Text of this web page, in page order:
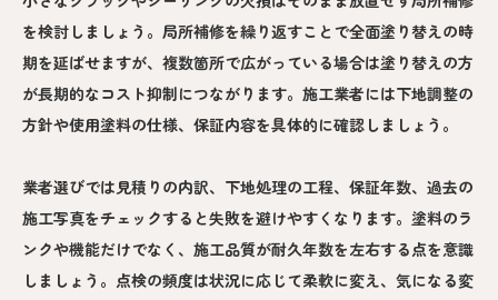
を検討しましょう。局所補修を繰り返すことで全面塗り替えの時
期を延ばせますが、複数箇所で広がっている場合は塗り替えの方
が長期的なコスト抑制につながります。施工業者には下地調整の
方針や使用塗料の仕様、保証内容を具体的に確認しましょう。
業者選びでは見積りの内訳、下地処理の工程、保証年数、過去の
施工写真をチェックすると失敗を避けやすくなります。塗料のラ
ンクや機能だけでなく、施工品質が耐久年数を左右する点を意識
しましょう。点検の頻度は状況に応じて柔軟に変え、気になる変